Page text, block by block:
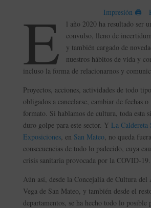
Impresión 🖨
E
l año 2020 ha resultado ser
convulso, lleno de
y también cargado de
nuestros hábitos de vida y
incluso la forma de relacionarnos y
Proyectos, acciones, actividades de todo
obligados a cancelarse, cambiar de fechas
formato. Si hablamos de cultura, toda esta
duro golpe para este sector. Y La Caldereta
Exposiciones, en San Mateo, no queda
consecuencias de todo lo padecido, cuya
crisis sanitaria provocada por la COVID-19.
Aún así, desde la Concejalía de Cultura del
Vega de San Mateo, y también desde el
departamentos, se ha hecho todo lo posible